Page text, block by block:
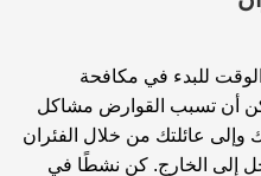
للبدء في مكافحة
أن تسبب القوارض مشاكل
وإلى عائلتك من خلال الفئران
إلى الخارج. كن نشطًا في